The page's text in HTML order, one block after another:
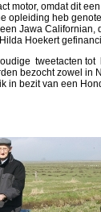
motor, omdat dit
opleiding heb
Jawa Californian,
Hoekert
tweetacten tot
bezocht zowel in
in bezit van een